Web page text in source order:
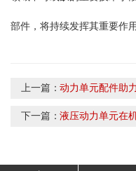
部件，将持续发挥其重要作
上一篇：动力单元配件助
下一篇：液压动力单元在